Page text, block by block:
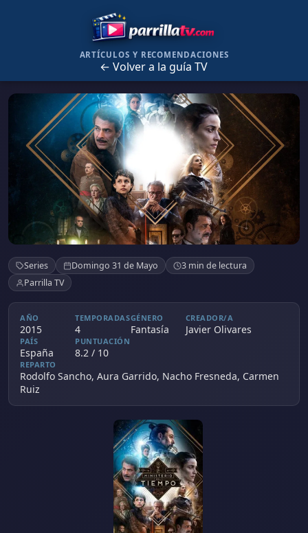
ARTÍCULOS Y RECOMENDACIONES
← Volver a la guía TV
El Ministerio del Tiempo
Series Domingo 31 de Mayo
3 min de lectura
Parrilla TV
AÑO
2015
TEMPORADAS
4
GÉNERO
Fantasía
CREADOR/A
Javier Olivares
PAÍS
España
PUNTUACIÓN
8.2 / 10
REPARTO
Rodolfo Sancho, Aura Garrido, Nacho Fresneda, Carmen
Ruiz